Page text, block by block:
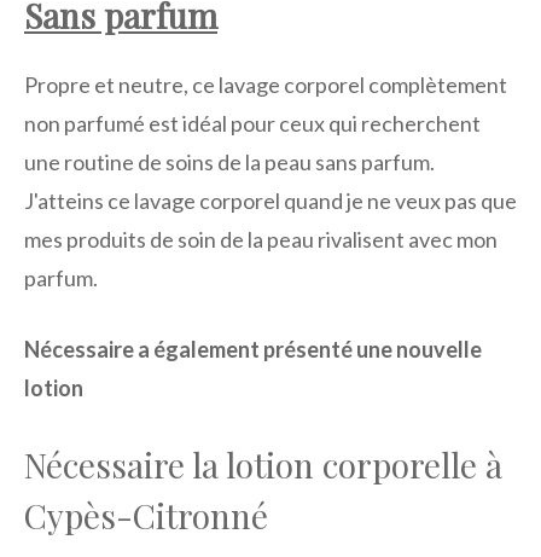
Sans parfum
Propre et neutre, ce lavage corporel complètement
non parfumé est idéal pour ceux qui recherchent
une routine de soins de la peau sans parfum.
J'atteins ce lavage corporel quand je ne veux pas que
mes produits de soin de la peau rivalisent avec mon
parfum.
Nécessaire a également présenté une nouvelle
lotion
Nécessaire la lotion corporelle à
Cypès-Citronné